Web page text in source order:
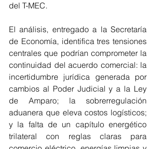
del T-MEC.
El análisis, entregado a la Secretaría
de Economía, identifica tres tensiones
centrales que podrían comprometer la
continuidad del acuerdo comercial: la
incertidumbre jurídica generada por
cambios al Poder Judicial y a la Ley
de Amparo; la sobrerregulación
aduanera que eleva costos logísticos;
y la falta de un capítulo energético
trilateral con reglas claras para